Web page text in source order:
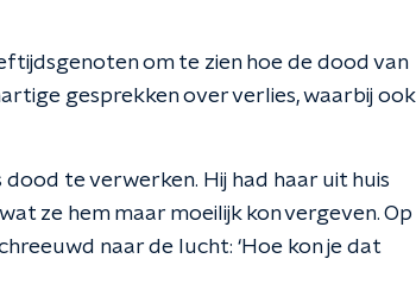
om te zien hoe de dood van
gesprekken over verlies, waarbij ook
te verwerken. Hij had haar uit huis
ze hem maar moeilijk kon vergeven. Op
naar de lucht: ‘Hoe kon je dat